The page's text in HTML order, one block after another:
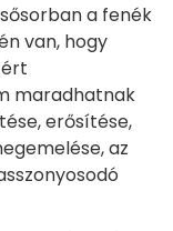
a fenék
van, hogy
maradhatnak
erősítése,
az